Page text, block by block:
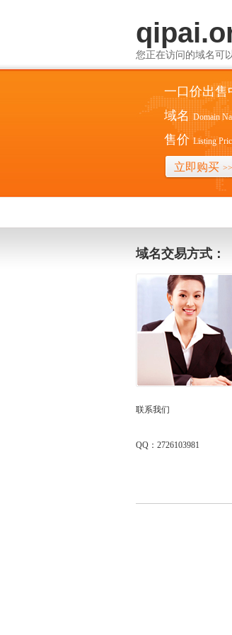
您正在访问的域名可
一口价出售
域名 Domain
售价 Listing
立即购买 >>
域名交易方式：
联系我们
QQ：2726103981